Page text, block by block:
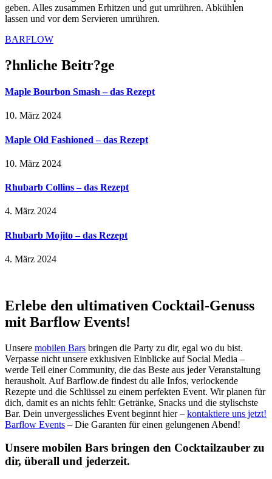
geben. Alles zusammen Erhitzen und gut umrühren. Abkühlen
lassen und vor dem Servieren umrühren.
BARFLOW
?hnliche Beitr?ge
Maple Bourbon Smash – das Rezept
10. März 2024
Maple Old Fashioned – das Rezept
10. März 2024
Rhubarb Collins – das Rezept
4. März 2024
Rhubarb Mojito – das Rezept
4. März 2024
Erlebe den ultimativen Cocktail-Genuss
mit Barflow Events!
Unsere mobilen Bars bringen die Party zu dir, egal wo du bist.
Verpasse nicht unsere exklusiven Einblicke auf Social Media –
werde Teil einer Community, die das Beste aus jeder Veranstaltung
herausholt. Auf Barflow.de findest du alle Infos, verlockende
Rezepte und die Schlüssel zu einem perfekten Event. Wir planen für
dich, damit es an nichts fehlt: Getränke, Snacks und die stylischste
Bar. Dein unvergessliches Event beginnt hier – kontaktiere uns jetzt!
Barflow Events – Die Garanten für einen gelungenen Abend!
Unsere mobilen Bars bringen den Cocktailzauber zu
dir, überall und jederzeit.